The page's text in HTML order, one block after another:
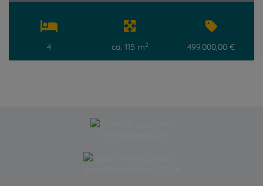
4 ca. 115 m2 499.000,00 €